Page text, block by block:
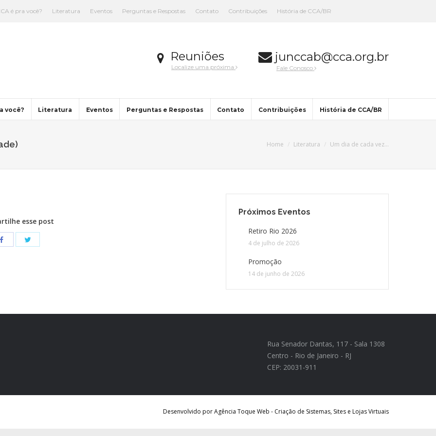
é pra você? Literatura Eventos Perguntas e Respostas Contato Contribuições História de CCA/BR
Reuniões
Localize uma próxima
junccab@cca.org.br
Fale Conosco
você? Literatura Eventos Perguntas e Respostas Contato Contribuições História de CCA/BR
Home Literatura Um dia de cada vez…
esse post
Próximos Eventos
Retiro Rio 2026
4 de julho de 2026
Promoção
14 de junho de 2026
Rua Senador Dantas, 117 - Sala 1308
Centro - Rio de Janeiro - RJ
CEP: 20031-911
Desenvolvido por Agência Toque Web - Criação de Sistemas, Sites e Lojas Virtuais